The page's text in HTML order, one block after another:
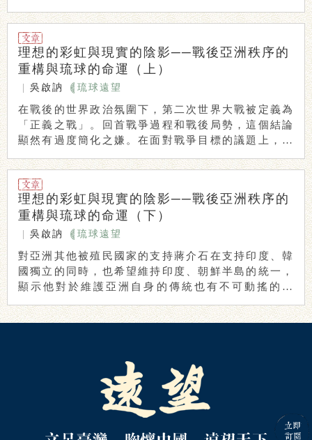
理想的彩虹與現實的陰影──戰後亞洲秩序的
重構與琉球的命運（上）
吳啟訥 琉球遠望
在戰後的世界政治氛圍下，第二次世界大戰被定義為
「正義之戰」。回首戰爭過程和戰後局勢，這個結論
顯然有過度簡化之嫌。在面對戰爭目標的議題上，中
理想的彩虹與現實的陰影──戰後亞洲秩序的
重構與琉球的命運（下）
| 吳啟訥 琉球遠望
對亞洲其他被殖民國家的支持蔣介石在支持印度、韓
國獨立的同時，也希望維持印度、朝鮮半島的統一，
顯示他對於維護亞洲自身的傳統也有不可動搖的堅